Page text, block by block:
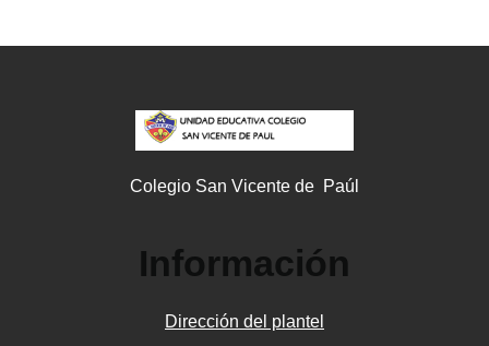
Colegio San Vicente de Paúl
Información
Dirección del plantel